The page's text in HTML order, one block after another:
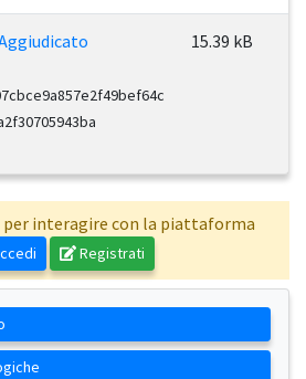
15.39 kB
per interagire con la piattaforma
Registrati